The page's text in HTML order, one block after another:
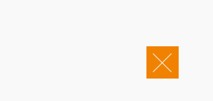
© 2011-2026 康桥律师事务所